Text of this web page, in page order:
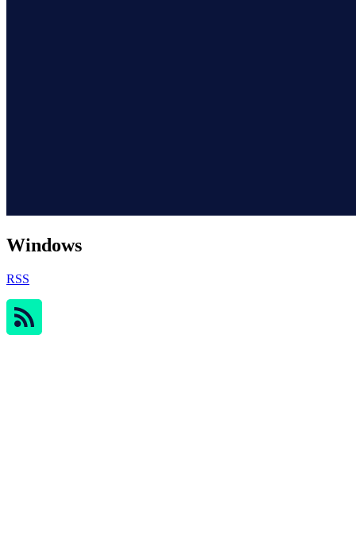
Windows
RSS